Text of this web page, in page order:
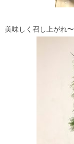
美味しく召し上がれ〜